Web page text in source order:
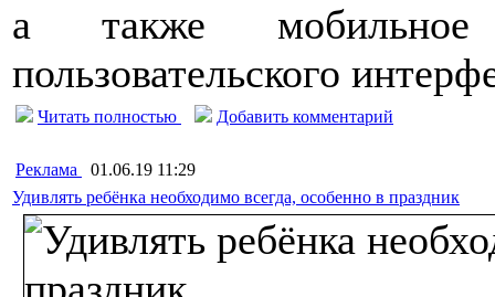
а также
пользовательского
Читать полностью Добавить комментарий
Реклама
01.06.19 11:29
Удивлять ребёнка необходимо всегда, особенно в праздник